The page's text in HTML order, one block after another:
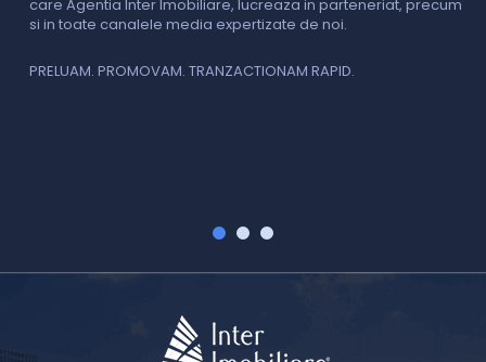
care Agentia Inter Imobiliare, lucreaza in parteneriat, precum
si in toate canalele media expertizate de noi.
PRELUAM. PROMOVAM. TRANZACTIONAM RAPID.